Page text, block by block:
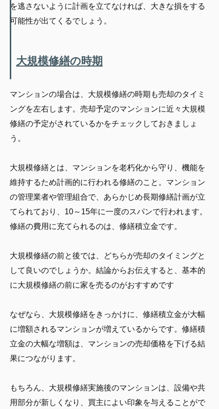
を逃さないように計画を立てなければ、大きな損をする
可能性が出てくるでしょう。
大規模修繕の時期
マンションの場合は、大規模修繕の時期も売却のタイミ
ングを左右します。売却予定のマンションに近々大規模
修繕の予定がされているかをチェックしておきましょ
う。
大規模修繕とは、マンションを老朽化から守り、機能を
維持するため計画的に行われる修繕のこと。マンション
の管理業者や管理組合で、あらかじめ長期修繕計画が立
てられており、10～15年に一度のスパンで行われます。
修繕の費用に充てられるのは、修繕積立金です。
大規模修繕の前と後では、どちらが売却のタイミングと
して良いのでしょうか。結論からお伝えすると、基本的
に大規模修繕の前に家を売るのがおすすめです
なぜなら、大規模修繕をきっかけに、修繕積立金が大幅
に増額されるマンションが増えているからです。修繕積
立金の大幅な増額は、マンションの売却価格を下げる結
果につながります。
もちろん、大規模修繕実施後のマンションは、設備や共
用部分が新しくなり、買主によい印象を与えることがで